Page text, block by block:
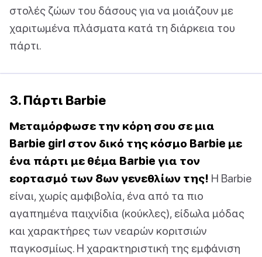
στολές ζώων του δάσους για να μοιάζουν με
χαριτωμένα πλάσματα κατά τη διάρκεια του
πάρτι.
3. Πάρτι Barbie
Μεταμόρφωσε την κόρη σου σε μια
Barbie girl στον δικό της κόσμο Barbie με
ένα πάρτι με θέμα Barbie για τον
εορτασμό των 8ων γενεθλίων της! Η Barbie
είναι, χωρίς αμφιβολία, ένα από τα πιο
αγαπημένα παιχνίδια (κούκλες), είδωλα μόδας
και χαρακτήρες των νεαρών κοριτσιών
παγκοσμίως. Η χαρακτηριστική της εμφάνιση